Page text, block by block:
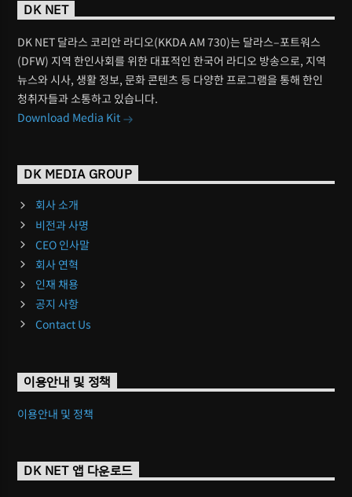
DK NET
DK NET 달라스 코리안 라디오(KKDA AM 730)는 달라스–포트워스
(DFW) 지역 한인사회를 위한 대표적인 한국어 라디오 방송으로, 지역
뉴스와 시사, 생활 정보, 문화 콘텐츠 등 다양한 프로그램을 통해 한인
청취자들과 소통하고 있습니다.
Download Media Kit
DK MEDIA GROUP
회사 소개
비전과 사명
CEO 인사말
회사 연혁
인재 채용
공지 사항
Contact Us
이용안내 및 정책
이용안내 및 정책
DK NET 앱 다운로드